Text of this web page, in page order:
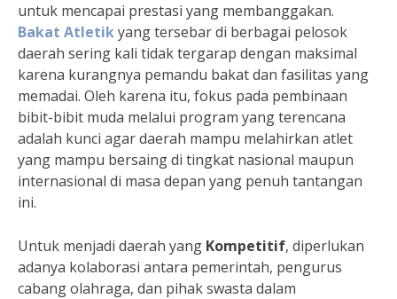
untuk mencapai prestasi yang membanggakan.
Bakat Atletikyang tersebar di berbagai pelosok
daerah sering kali tidak tergarap dengan maksimal
karena kurangnya pemandu bakat dan fasilitas yang
memadai. Oleh karena itu, fokus pada pembinaan
bibit-bibit muda melalui program yang terencana
adalah kunci agar daerah mampu melahirkan atlet
yang mampu bersaing di tingkat nasional maupun
internasional di masa depan yang penuh tantangan
ini.
Untuk menjadi daerah yang Kompetitif, diperlukan
adanya kolaborasi antara pemerintah, pengurus
cabang olahraga, dan pihak swasta dalam